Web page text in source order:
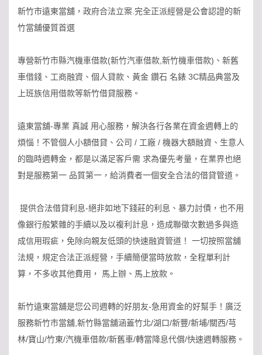
新竹市遠東當舖，政府合法立案.完全正派經營是公會認證的新
竹當舖優質首選
專營新竹市縣汽機車借款(新竹汽車借款,新竹機車借款)、新舊
車借錢、工商融資、個人貸款、黃金 鑽石 名錶 3C精品典當及
上班族信用借款等新竹借貸服務。
遠東當舖-專業 真誠 用心服務，解決各行各業在資金週轉上的
煩惱！不管個人小額借貸、公司 / 工廠 / 機器大額融資、生意人
的臨時週轉金，都是以滿足客戶需 求為優先考量，在業界也絕
對是服務第一 品質第一，給消費者一個安全合法的借貸管道。
提供合法借貸利息-絕非如地下錢莊的利息、暴力討債，也不用
像銀行般繁雜的手續以及以複利計息，造成聯徵次數過多與造
成信用瑕疵，免除向親友低頭的快速融資管道！ 一切按照當舖
法規，規定合法正派經營，手續簡便當時放款，全程單利計
算，不多收其他費用， 馬上辦、馬上放款。
新竹遠東當舖是您公司週轉的好朋友-急用資金的好幫手！廣泛
服務新竹市當舖,新竹縣當舖涵蓋竹北/湖口/新豐/新埔/關西/芎
林/寶山/竹東/汽機車借款/新舊車/轉當降息代償/快速週轉服務。